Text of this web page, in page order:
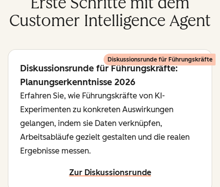
Customer Intelligence Agent
Diskussionsrunde für Führungskräfte
Diskussionsrunde für Führungskräfte:
Planungserkenntnisse 2026
Erfahren Sie, wie Führungskräfte von KI-
Experimenten zu konkreten Auswirkungen
gelangen, indem sie Daten verknüpfen,
Arbeitsabläufe gezielt gestalten und die realen
Ergebnisse messen.
Zur Diskussionsrunde